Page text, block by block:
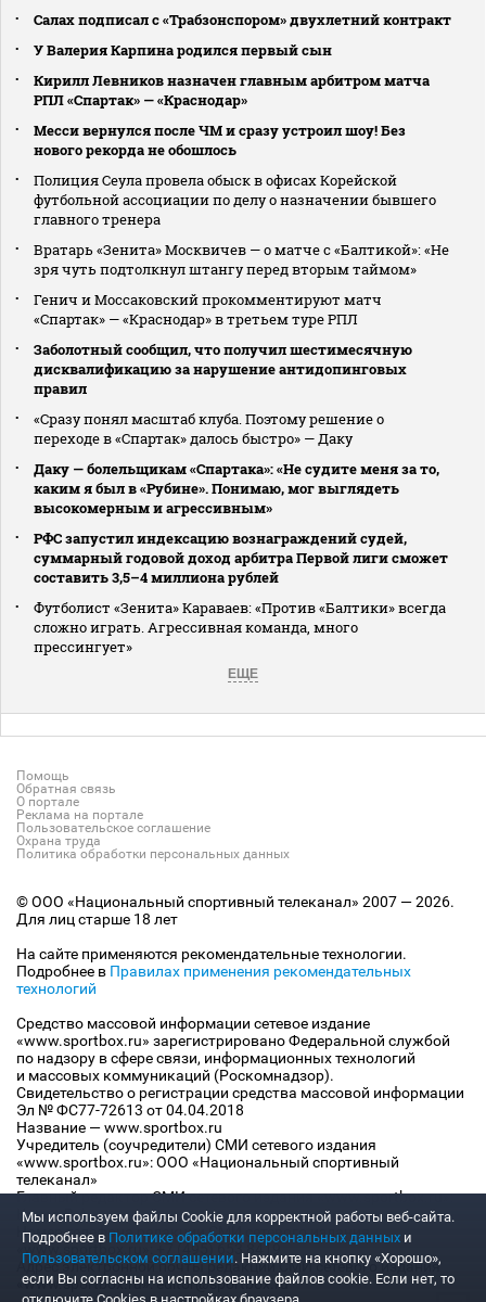
Салах подписал с «Трабзонспором» двухлетний контракт
У Валерия Карпина родился первый сын
Кирилл Левников назначен главным арбитром матча
РПЛ «Спартак» — «Краснодар»
Месси вернулся после ЧМ и сразу устроил шоу! Без
нового рекорда не обошлось
Полиция Сеула провела обыск в офисах Корейской
футбольной ассоциации по делу о назначении бывшего
главного тренера
Вратарь «Зенита» Москвичев — о матче с «Балтикой»: «Не
зря чуть подтолкнул штангу перед вторым таймом»
Генич и Моссаковский прокомментируют матч
«Спартак» — «Краснодар» в третьем туре РПЛ
Заболотный сообщил, что получил шестимесячную
дисквалификацию за нарушение антидопинговых
правил
«Сразу понял масштаб клуба. Поэтому решение о
переходе в «Спартак» далось быстро» — Даку
Даку — болельщикам «Спартака»: «Не судите меня за то,
каким я был в «Рубине». Понимаю, мог выглядеть
высокомерным и агрессивным»
РФС запустил индексацию вознаграждений судей,
суммарный годовой доход арбитра Первой лиги сможет
составить 3,5–4 миллиона рублей
Футболист «Зенита» Караваев: «Против «Балтики» всегда
сложно играть. Агрессивная команда, много
прессингует»
ЕЩЕ
Помощь
Обратная связь
О портале
Реклама на портале
Пользовательское соглашение
Охрана труда
Политика обработки персональных данных
© ООО «Национальный спортивный телеканал» 2007 — 2026.
Для лиц старше 18 лет
На сайте применяются рекомендательные технологии.
Подробнее в Правилах применения рекомендательных
технологий
Средство массовой информации сетевое издание
«www.sportbox.ru» зарегистрировано Федеральной службой
по надзору в сфере связи, информационных технологий
и массовых коммуникаций (Роскомнадзор).
Свидетельство о регистрации средства массовой информации
Эл № ФС77-72613 от 04.04.2018
Название — www.sportbox.ru
Учредитель (соучредители) СМИ сетевого издания
«www.sportbox.ru»: ООО «Национальный спортивный
телеканал»
Главный редактор СМИ сетевого издания «www.sportbox.ru»:
Конов В.А.
Номер телефона редакции СМИ сетевого издания
«www.sportbox.ru»: +7 (495) 653 8419
Адрес электронной почты редакции СМИ сетевого издания
«www.sportbox.ru»: editor@sportbox.ru
Мы используем файлы Сookie для корректной работы веб-сайта.
Подробнее в Политике обработки персональных данных и
Пользовательском соглашении. Нажмите на кнопку «Хорошо»,
если Вы согласны на использование файлов cookie. Если нет, то